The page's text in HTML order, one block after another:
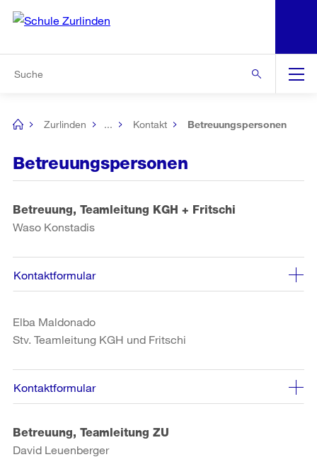
Navigation
[no
Zurlinden ... Kontakt Betreuungspersonen
Betreuungspersonen
Betreuung, Teamleitung KGH + Fritschi
Waso Konstadis
Kontaktformular
Elba Maldonado
Stv. Teamleitung KGH und Fritschi
Kontaktformular
Betreuung, Teamleitung ZU
David Leuenberger